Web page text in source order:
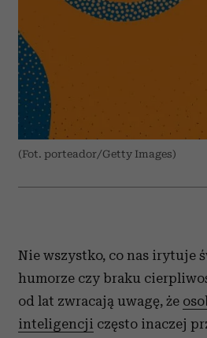
(Fot. porteador/Getty Images)
Nie wszystko, co nas irytuje
humorze czy braku
od lat zwracają uwagę, że
inteligencji często inaczej